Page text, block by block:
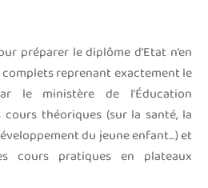
préparer le diplôme d’Etat n’en
reprenant exactement le
le ministère de l’Éducation
théoriques (sur la santé, la
du jeune enfant…) et
cours pratiques en plateaux